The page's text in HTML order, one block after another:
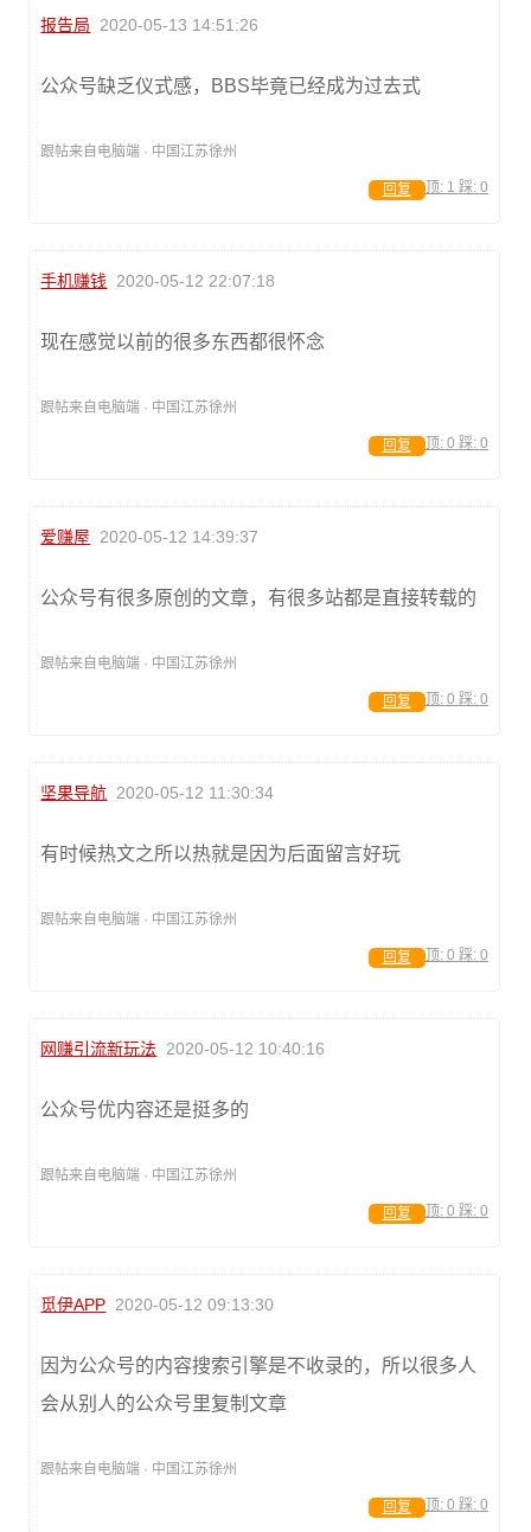
报告局 2020-05-13 14:51:26
公众号缺乏仪式感，BBS毕竟已经成为过去式
跟帖来自电脑端 · 中国江苏徐州
顶: 1 踩: 0
回复
手机赚钱 2020-05-12 22:07:18
现在感觉以前的很多东西都很怀念
跟帖来自电脑端 · 中国江苏徐州
顶: 0 踩: 0
回复
爱赚屋 2020-05-12 14:39:37
公众号有很多原创的文章，有很多站都是直接转载的
跟帖来自电脑端 · 中国江苏徐州
顶: 0 踩: 0
回复
坚果导航 2020-05-12 11:30:34
有时候热文之所以热就是因为后面留言好玩
跟帖来自电脑端 · 中国江苏徐州
顶: 0 踩: 0
回复
网赚引流新玩法 2020-05-12 10:40:16
公众号优内容还是挺多的
跟帖来自电脑端 · 中国江苏徐州
顶: 0 踩: 0
回复
觅伊APP 2020-05-12 09:13:30
因为公众号的内容搜索引擎是不收录的，所以很多人
会从别人的公众号里复制文章
跟帖来自电脑端 · 中国江苏徐州
顶: 0 踩: 0
回复